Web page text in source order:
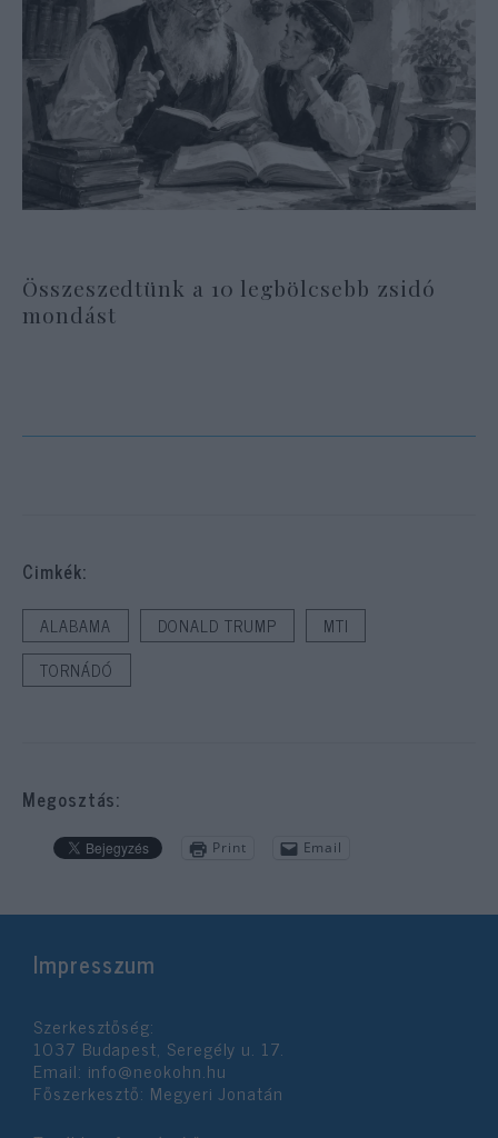
Összeszedtünk a 10 legbölcsebb zsidó
mondást
Cimkék:
ALABAMA DONALD TRUMP
MTI
TORNÁDÓ
Megosztás:
Print Email
Impresszum
Szerkesztőség:
1037 Budapest, Seregély u. 17.
Email: info@neokohn.hu
Főszerkesztő: Megyeri Jonatán